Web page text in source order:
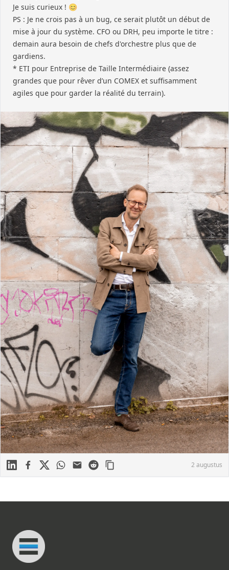
Je suis curieux ! 😊
PS : Je ne crois pas à un bug, ce serait plutôt un début de
mise à jour du système. CFO ou DRH, peu importe le titre :
demain aura besoin de chefs d'orchestre plus que de
gardiens.
* ETI pour Entreprise de Taille Intermédiaire (assez
grandes que pour rêver d’un COMEX et suffisamment
agiles que pour garder la réalité du terrain).
LinkedinFacebook
X WhatsApp
Mail Reddit 2 augustus
Connected Minds